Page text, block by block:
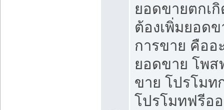
ยอดขายตกเ
ต้องเพิ่มยอด
การขาย คืออ
ยอดขาย โพส
ขาย โปรโมท
โปรโมทฟรีอ